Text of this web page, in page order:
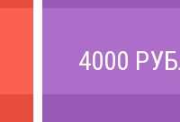
4000